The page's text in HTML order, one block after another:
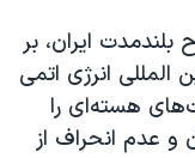
ایران، بر
المللی انرژی اتمی
هسته‌ای را
و عدم انحراف از